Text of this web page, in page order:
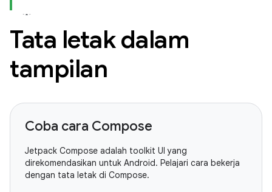
Tata letak dalam
tampilan
Coba cara Compose
Jetpack Compose adalah toolkit UI yang
direkomendasikan untuk Android. Pelajari cara bekerja
dengan tata letak di Compose.